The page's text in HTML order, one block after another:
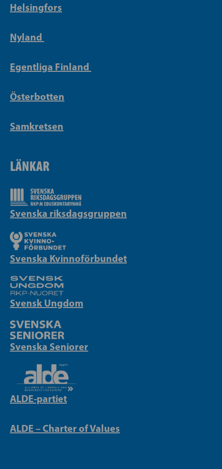
Helsingfors
Nyland
Egentliga Finland
Österbotten
Samkretsen
LÄNKAR
Svenska riksdagsgruppen
Svenska Kvinnoförbundet
Svensk Ungdom
Svenska Seniorer
ALDE-partiet
ALDE – Charter of Values